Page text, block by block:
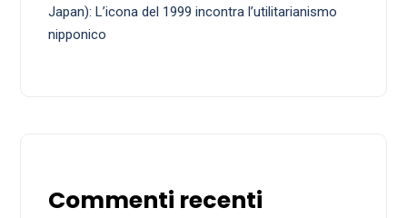
Japan): L’icona del 1999 incontra l’utilitarianismo
nipponico
Commenti recenti